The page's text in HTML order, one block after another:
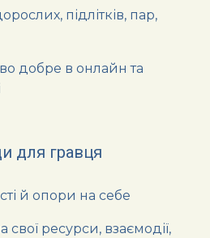
підлітків, пар,
добре в онлайн та
для гравця
й опори на себе
ресурси, взаємодії,